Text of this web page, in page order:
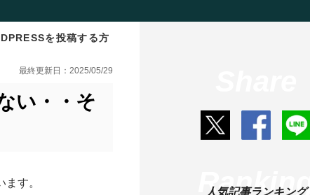
を投稿する方
最終更新日：2025/05/29
い・・そ
す。
人気記事ランキング
Ranking